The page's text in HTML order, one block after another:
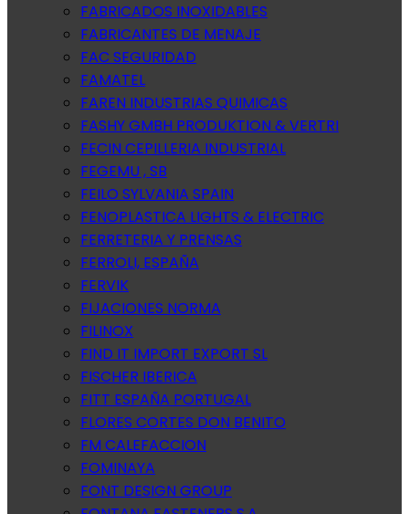
FABRICADOS INOXIDABLES
FABRICANTES DE MENAJE
FAC SEGURIDAD
FAMATEL
FAREN INDUSTRIAS QUIMICAS
FASHY GMBH PRODUKTION & VERTRI
FECIN CEPILLERIA INDUSTRIAL
FEGEMU , SB
FEILO SYLVANIA SPAIN
FENOPLASTICA LIGHTS & ELECTRIC
FERRETERIA Y PRENSAS
FERROLI, ESPAÑA
FERVIK
FIJACIONES NORMA
FILINOX
FIND IT IMPORT EXPORT SL
FISCHER IBERICA
FITT ESPAÑA PORTUGAL
FLORES CORTES DON BENITO
FM CALEFACCION
FOMINAYA
FONT DESIGN GROUP